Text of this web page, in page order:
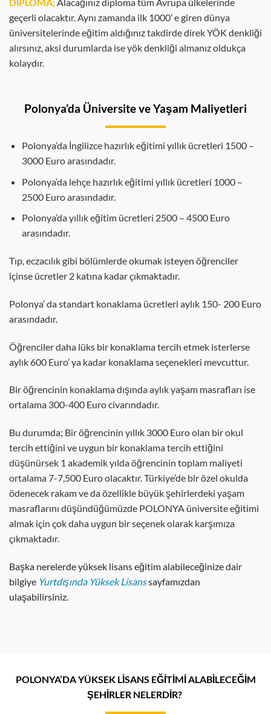
DİPLOMA;Alacağınız diploma tüm Avrupa ülkelerinde
geçerli olacaktır. Aynı zamanda ilk 1000’ e giren dünya
üniversitelerinde eğitim aldığınız takdirde direk YÖK denkliği
alırsınız, aksi durumlarda ise yök denkliği almanız oldukça
kolaydır.
Polonya’da Üniversite ve Yaşam Maliyetleri
Polonya’da İngilizce hazırlık eğitimi yıllık ücretleri 1500 –
3000 Euro arasındadır.
Polonya’da lehçe hazırlık eğitimi yıllık ücretleri 1000 –
2500 Euro arasındadır.
Polonya’da yıllık eğitim ücretleri 2500 – 4500 Euro
arasındadır.
Tıp, eczacılık gibi bölümlerde okumak isteyen öğrenciler
içinse ücretler 2 katına kadar çıkmaktadır.
Polonya’ da standart konaklama ücretleri aylık 150- 200 Euro
arasındadır.
Öğrenciler daha lüks bir konaklama tercih etmek isterlerse
aylık 600 Euro’ ya kadar konaklama seçenekleri mevcuttur.
Bir öğrencinin konaklama dışında aylık yaşam masrafları ise
ortalama 300-400 Euro civarındadır.
Bu durumda; Bir öğrencinin yıllık 3000 Euro olan bir okul
tercih ettiğini ve uygun bir konaklama tercih ettiğini
düşünürsek 1 akademik yılda öğrencinin toplam maliyeti
ortalama 7-7,500 Euro olacaktır. Türkiye’de bir özel okulda
ödenecek rakam ve da özellikle büyük şehirlerdeki yaşam
masraflarını düşündüğümüzde POLONYA üniversite eğitimi
almak için çok daha uygun bir seçenek olarak karşımıza
çıkmaktadır.
Başka nerelerde yüksek lisans eğitim alabileceğinize dair
bilgiye Yurtdışında Yüksek Lisanssayfamızdan
ulaşabilirsiniz.
POLONYA’DA YÜKSEK LİSANS EĞİTİMİ ALABİLECEĞİM
ŞEHİRLER NELERDİR?